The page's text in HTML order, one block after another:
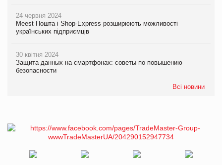
24 червня 2024
Meest Пошта і Shop-Express розширюють можливості
українських підприємців
30 квітня 2024
Защита данных на смартфонах: советы по повышению
безопасности
Всі новини